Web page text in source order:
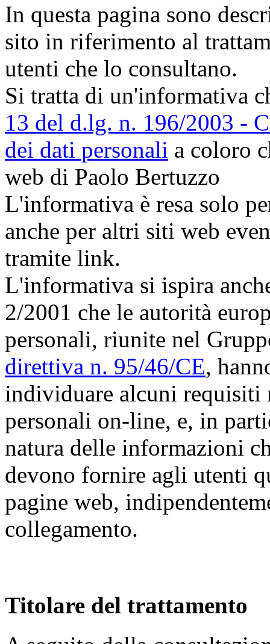
In questa pagina sono
sito in riferimento al
utenti che lo consultano.
Si tratta di un'informativa
13 del d.lg. n. 196/2003 -
dei dati personali a coloro
web di Paolo Bertuzzo
L'informativa è resa solo
anche per altri siti web
tramite link.
L'informativa si ispira
2/2001 che le autorità
personali, riunite nel
direttiva n. 95/46/CE,
individuare alcuni
personali on-line, e, in
natura delle informazioni
devono fornire agli utenti
pagine web,
collegamento.
Titolare del trattamento